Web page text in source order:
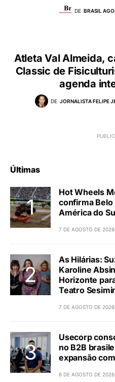
DE BRASIL
Atleta Val Almeida,
Classic de
agenda
DE JORNALISTA FELIPE
Últimas
Hot Wheels
confirma
América do
7 DE AGOSTO DE 2026
As Hilárias:
Karoline
Horizonte
Teatro
7 DE AGOSTO DE 2026
Usecorp
no B2B
expansão
6 DE AGOSTO DE 2026